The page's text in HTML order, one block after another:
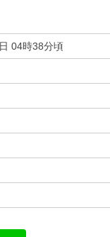
04時38分頃